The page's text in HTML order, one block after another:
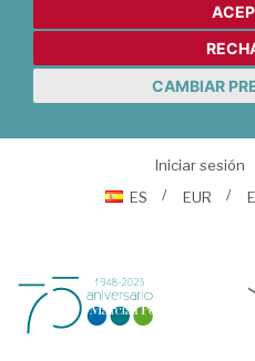
CAMBIAR
Iniciar sesión
ES
EUR